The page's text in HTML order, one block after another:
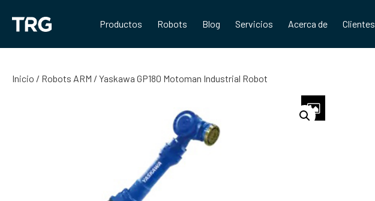
contenido
Productos Robots Blog Servicios Acerca de Clientes
Inicio / Robots ARM / Yaskawa GP180 Motoman Industrial Robot